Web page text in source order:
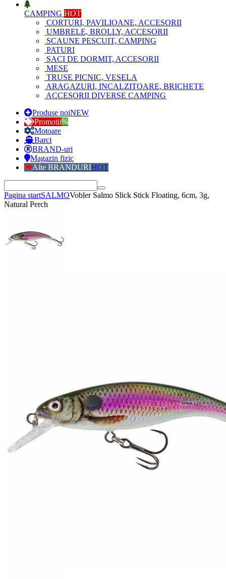
CAMPING HOT
CORTURI, PAVILIOANE, ACCESORII
UMBRELE, BROLLY, ACCESORII
SCAUNE PESCUIT, CAMPING
PATURI
SACI DE DORMIT, ACCESORII
MESE
TRUSE PICNIC, VESELA
ARAGAZURI, INCALZITOARE, BRICHETE
ACCESORII DIVERSE CAMPING
Produse noiNEW
Promotii%
Motoare
Barci
BRAND-uri
Magazin fizic
Alte BRANDURIHOT
Pagina startSALMOVobler Salmo Slick Stick Floating, 6cm, 3g,
Natural Perch